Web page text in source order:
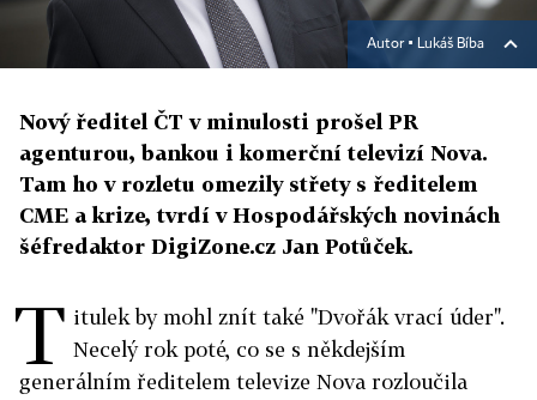
Autor ▪ Lukáš Bíba
Nový ředitel ČT v minulosti prošel PR
agenturou, bankou i komerční televizí Nova.
Tam ho v rozletu omezily střety s ředitelem
CME a krize, tvrdí v Hospodářských novinách
šéfredaktor DigiZone.cz Jan Potůček.
T itulek by mohl znít také "Dvořák vrací úder".
Necelý rok poté, co se s někdejším
generálním ředitelem televize Nova rozloučila